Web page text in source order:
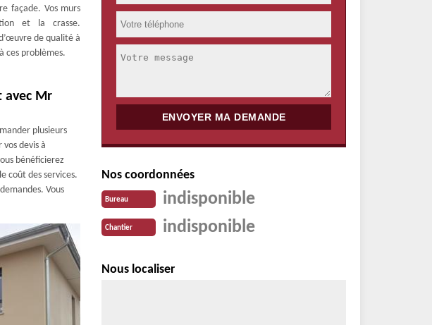
façade. Vos murs
et la crasse.
de qualité à
ces problèmes.
avec Mr
plusieurs
devis à
bénéficierez
coût des services.
Vous
Nos coordonnées
Bureau indisponible
Chantier indisponible
Nous localiser